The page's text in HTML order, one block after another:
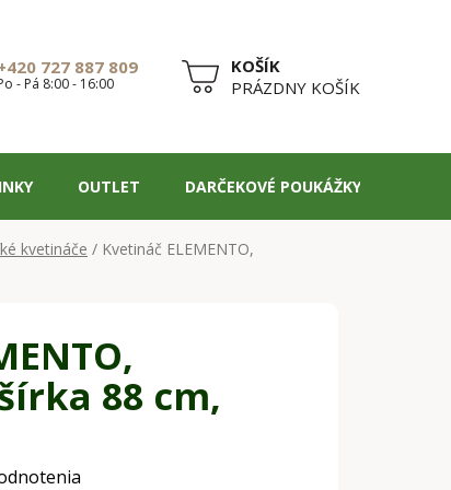
727 887 809
- Pá 8:00 - 16:00
NÁKUPNÝPRÁZDNY KOŠÍK
OUTLET DARČEKOVÉ POUKÁŽKY
kvetináče / Kvetináč ELEMENTO,
88 cm,